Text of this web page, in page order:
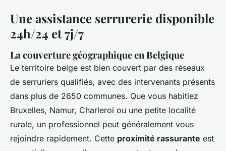
Une assistance serrurerie disponible
24h/24 et 7j/7
La couverture géographique en Belgique
Le territoire belge est bien couvert par des réseaux
de serruriers qualifiés, avec des intervenants présents
dans plus de 2650 communes. Que vous habitiez
Bruxelles, Namur, Charleroi ou une petite localité
rurale, un professionnel peut généralement vous
rejoindre rapidement. Cette proximité rassurante est